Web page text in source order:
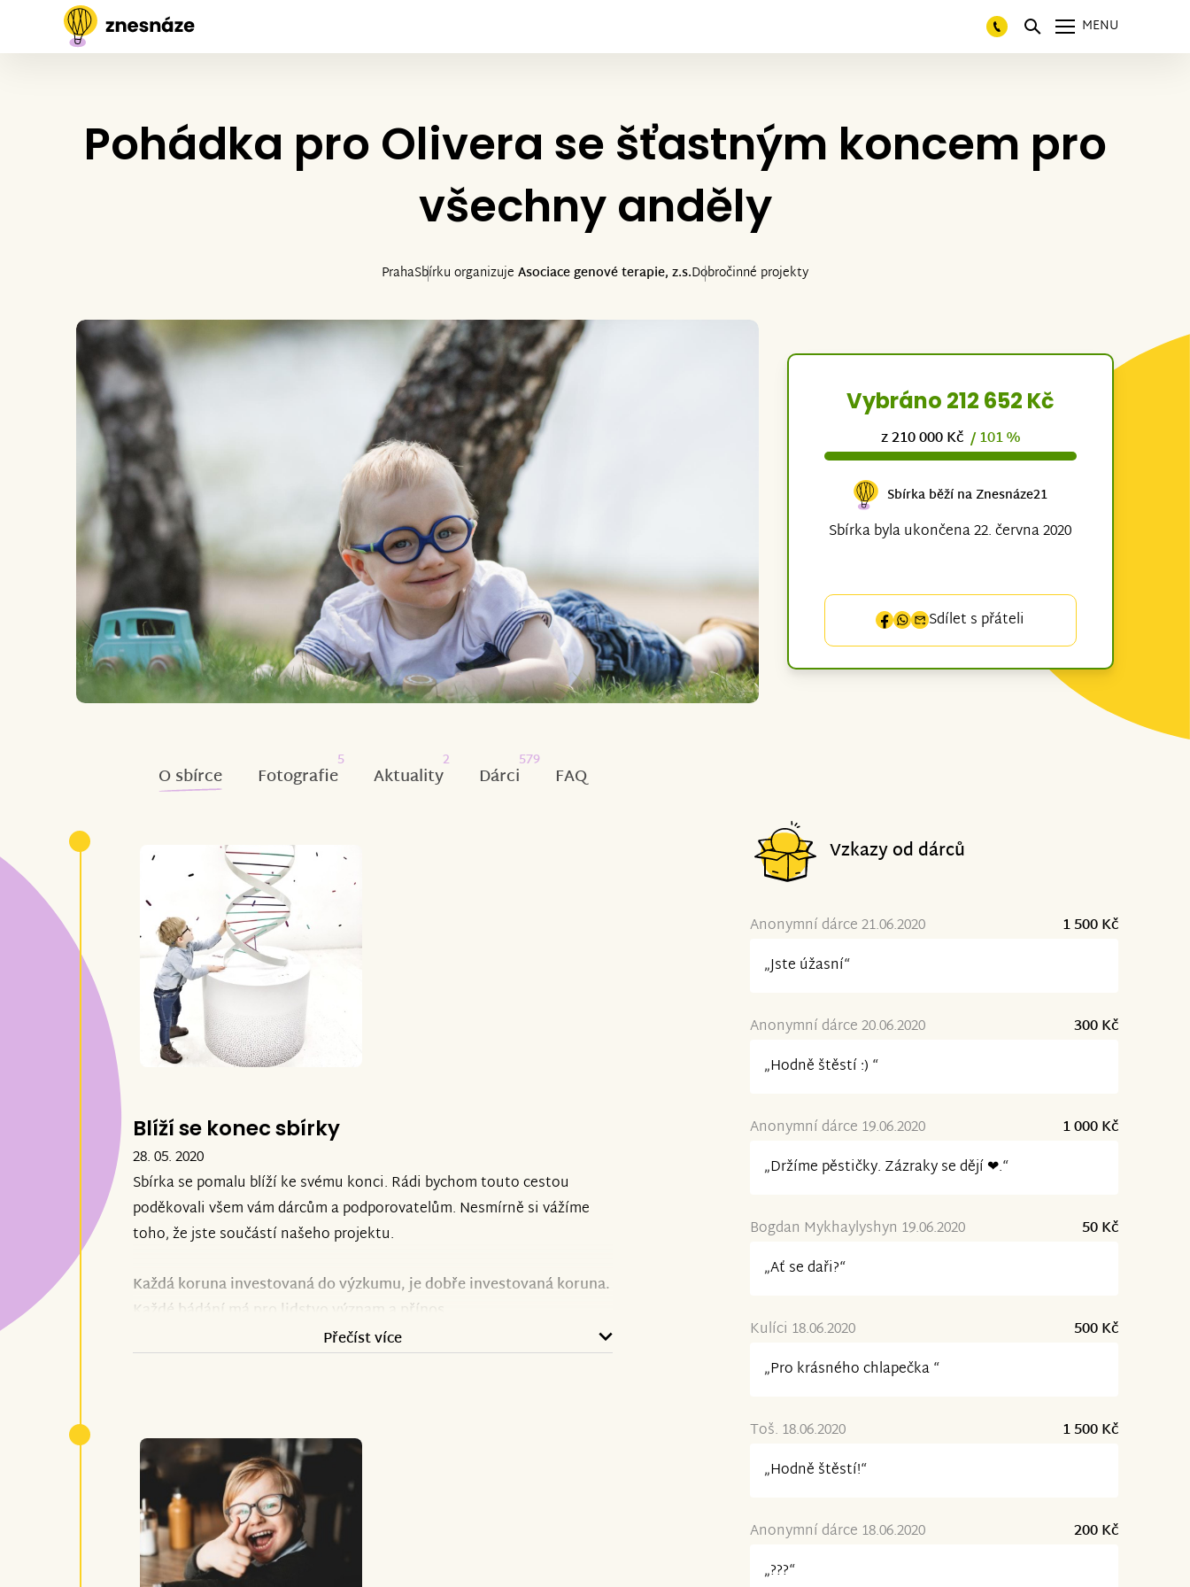
MENU
Pohádka pro Olivera se šťastným koncem pro
všechny anděly
PrahaSbírku organizuje Asociace genové terapie, z.s.Dobročinné projekty
Vybráno 212 652 Kč
z 210 000 Kč / 101 %
Sbírka běží na Znesnáze21
Sbírka byla ukončena 22. června 2020
Sdílet s přáteli
O sbírce Fotografie
5
Aktuality
2
Dárci
579
FAQ
Blíží se konec sbírky
28. 05. 2020
Sbírka se pomalu blíží ke svému konci. Rádi bychom touto cestou
poděkovali všem vám dárcům a podporovatelům. Nesmírně si vážíme
toho, že jste součástí našeho projektu.
Každá koruna investovaná do výzkumu, je dobře investovaná koruna.
Každé bádání má pro lidstvo význam a přínos.
"Jsme neskutečně rádi, že výzkum, který jsme sami jako rodiče
Nezisková organizaceAsociace genové terapie
působit jako spojovací článek mezi špičkovými vědci z oboru genetiky a
pacienty se vzácným onemocněním, kterým tak dáváme šanci na
důstojnější a kvalitnější život.
Přečíst více
Vzkazy od dárců
Anonymní dárce 21.06.2020
1 500 Kč
„Jste úžasní“
Anonymní dárce 20.06.2020
300 Kč
„Hodně štěstí :) “
Anonymní dárce 19.06.2020
1 000 Kč
„Držíme pěstičky. Zázraky se dějí ❤.“
Bogdan Mykhaylyshyn 19.06.2020
50 Kč
„Ať se daři?“
Kulíci 18.06.2020
500 Kč
„Pro krásného chlapečka “
Toš. 18.06.2020
1 500 Kč
„Hodně štěstí!“
Anonymní dárce 18.06.2020
200 Kč
„???“